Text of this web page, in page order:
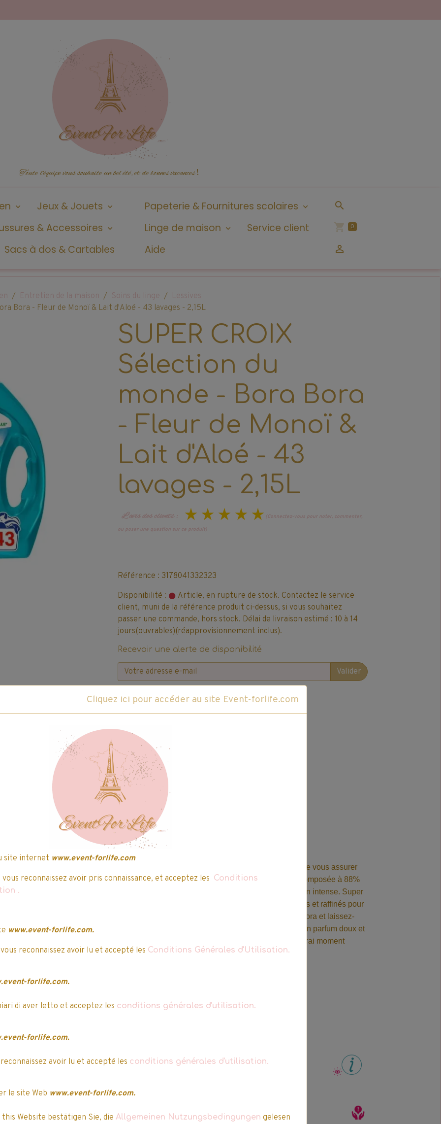
Toute l'équipe vous souhaite un bel été, et de bonnes vacances !
Jeux & Jouets
& Accessoires
Sacs à dos & Cartables
Papeterie & Fournitures scolaires
Linge de maison
Service client
Aide
0
Entretien de la maison Soins du linge
Lessives
Bora - Fleur de Monoï & Lait d'Aloé - 43 lavages - 2,15L
SUPER CROIX
Sélection du
monde - Bora Bora
- Fleur de Monoï &
Lait d'Aloé - 43
lavages - 2,15L
L’avis des clients :
(Connectez-vous pour noter, commenter,
ou poser une question sur ce produit)
Référence : 3178041332323
Disponibilité :
Article, en rupture de stock. Contactez le service
client, muni de la référence produit ci-dessus, si vous souhaitez
passer une commande, hors stock. Délai de livraison estimé : 10 à 14
jours(ouvrables)(réapprovisionnement inclus).
Recevoir une alerte de disponibilité
Valider
Promo
8,99€ TTC 7,64€ TTC
Prix au litre : 2,15€
État du produit :
Fabricant :
produit
après, la validation
Caractéristiques du produit
Vivez une expérience sensorielle unique avec Super Croix. En plus de vous assurer
une propreté impeccable dès 20°, la lessive parfumée Super Croix, composée à 88%
d'ingrédients d'origine naturelle, offre à votre linge un parfum d’évasion intense. Super
Croix est allé puiser au cœur de ses destinations, des parfums délicats et raffinés pour
des sensations irrésistibles. Découvrez la lessive Super Croix Bora Bora et laissez-
vous emporter par son parfum intense, longue durée et dépaysant. Son parfum doux et
exotique,fleur de monoï et lait d’amande d'aloe offre à votre linge un vrai moment
d'évasion à chaque lavage !
Cliquez ici pour accéder au site Event-forlife.com
site internet www.event-forlife.com
vous reconnaissez avoir pris connaissance, et acceptez les Conditions
.
www.event-forlife.com.
reconnaissez avoir lu et accepté les Conditions Générales d'Utilisation.
forlife.com.
di aver letto et acceptez les conditions générales d'utilisation.
forlife.com.
avoir lu et accepté les conditions générales d'utilisation.
le site Web www.event-forlife.com.
Website bestätigen Sie, die Allgemeinen Nutzungsbedingungen gelesen